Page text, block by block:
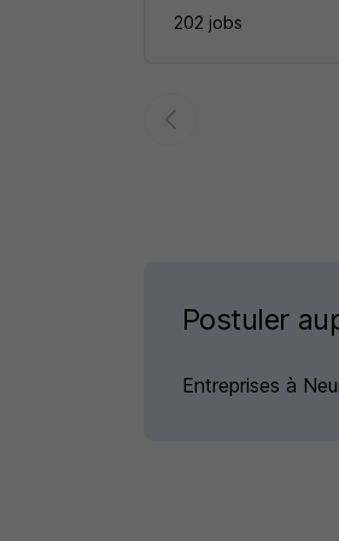
202 jobs
Postuler
Entreprises à